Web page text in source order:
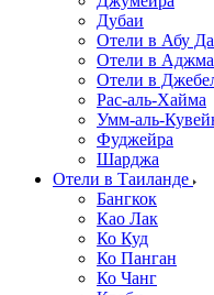
Дубаи
Отели в Абу
Отели в
Отели в
Рас-аль-Хайма
Умм-аль-
Фуджейра
Шарджа
Отели в Таиланде
Бангкок
Као Лак
Ко Куд
Ко Панган
Ко Чанг